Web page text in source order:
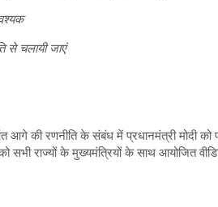
से चलायी जाएं
आगे की रणनीति के संबंध में प्रधानमंत्री मोदी
सभी राज्यों के मुख्यमंत्रियों के साथ आयोजित